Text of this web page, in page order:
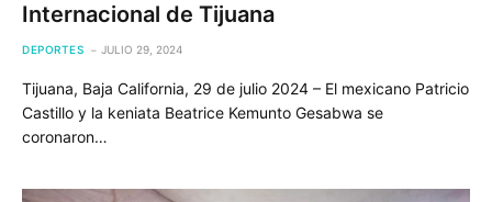
Internacional de Tijuana
DEPORTES JULIO 29, 2024
Tijuana, Baja California, 29 de julio 2024 – El mexicano Patricio
Castillo y la keniata Beatrice Kemunto Gesabwa se
coronaron…